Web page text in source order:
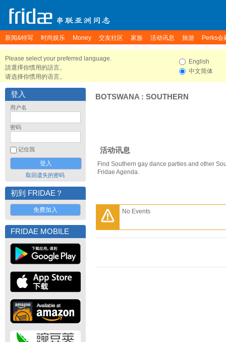
新闻&特写 时尚娱乐 Money 交友社区 家族 活动讯息 旅游 Perks会
Please select your preferred language.
請選擇你慣用的語言。
请选择你惯用的语言。
English
中文简体
登入
用户名
密码
记住我
取回遗失的密码
初到 FRIDAE？
免费加入
FRIDAE MOBILE
BOTSWANA : SOUTHERN
活动讯息
Find Southern gay dance parties and other
Fridae Agenda.
No Events